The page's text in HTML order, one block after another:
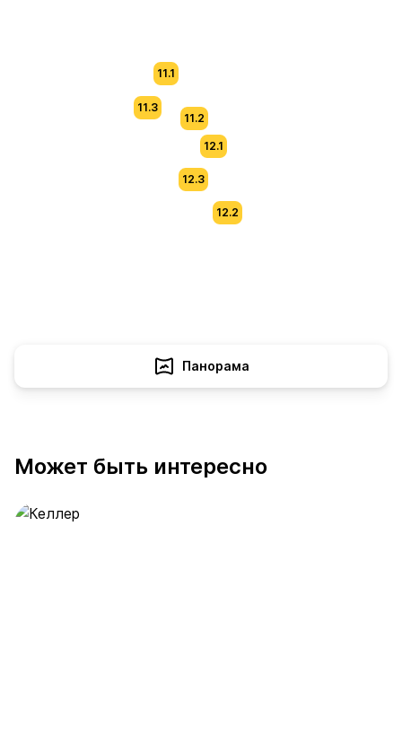
11.3
11.1
11.2
12.1
12.2
12.3
Панорама
Может быть интересно